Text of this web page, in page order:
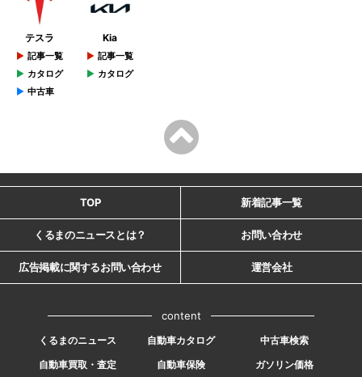
テスラ
記事一覧
カタログ
中古車
Kia
記事一覧
カタログ
TOP 新着記事一覧
くるまのニュースとは？ お問い合わせ
広告掲載に関するお問い合わせ 運営会社
content
くるまのニュース 自動車カタログ
中古車検索
自動車買取・査定
自動車保険 ガソリン価格